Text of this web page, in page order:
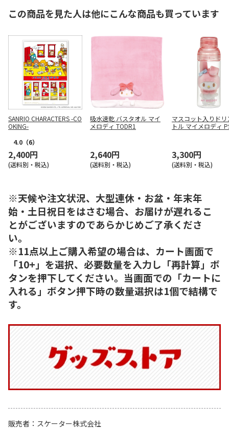
この商品を見た人は他にこんな商品も買っています
SANRIO CHARACTERS -CO
OKING-
4.0 （6）
2,400円
(送料別・税込)
吸水速乾 バスタオル マイ
メロディ TODR1
2,640円
(送料別・税込)
マスコット入りドリ
トル マイメロディ
3,300円
(送料別・税込)
※天候や注文状況、大型連休・お盆・年末年
始・土日祝日をはさむ場合、お届けが遅れるこ
とがございますのであらかじめご了承くださ
い。
※11点以上ご購入希望の場合は、カート画面で
「10+」を選択、必要数量を入力し「再計算」ボ
タンを押下してください。当画面での「カートに
入れる」ボタン押下時の数量選択は1個で結構で
す。
販売者
スケーター株式会社